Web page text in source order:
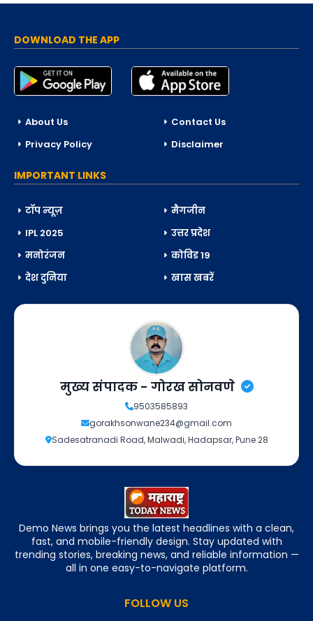
DOWNLOAD THE APP
About Us
Contact Us
Privacy Policy
Disclaimer
IMPORTANT LINKS
टॉप न्यूज़
मैगजीन
IPL 2025
उत्तर प्रदेश
मनोरंजन
कोविड 19
देश दुनिया
खास खबरें
मुख्य संपादक - गोरख सोनवणे
9503585893
gorakhsonwane234@gmail.com
Sadesatranadi Road, Malwadi, Hadapsar, Pune 28
Demo News brings you the latest headlines with a clean,
fast, and mobile-friendly design. Stay updated with
trending stories, breaking news, and reliable information —
all in one easy-to-navigate platform.
FOLLOW US